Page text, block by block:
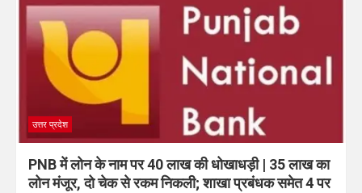
उत्तर प्रदेश
PNB में लोन के नाम पर 40 लाख की धोखाधड़ी | 35 लाख का
लोन मंजूर, दो चेक से रकम निकली; शाखा प्रबंधक समेत 4 पर